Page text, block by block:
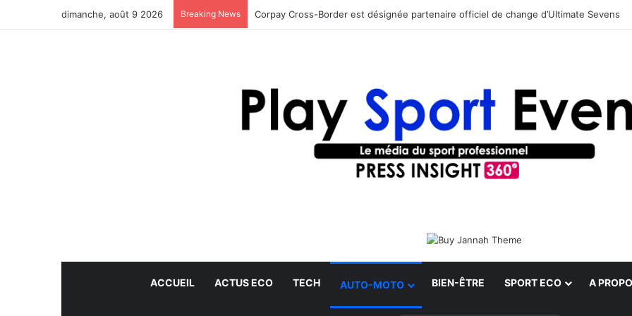
dimanche, août 9 2026 Breaking News Corpay Cross-Border est désignée partenaire officiel de change d’Ultimate Sevens
ACCUEIL ACTUS ECO TECH AUTO-MOTO BIEN-ÊTRE SPORT ECO A